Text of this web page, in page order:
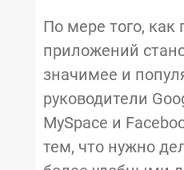
По мере того,
приложений
значимее и
руководители
MySpace и
тем, что нужно